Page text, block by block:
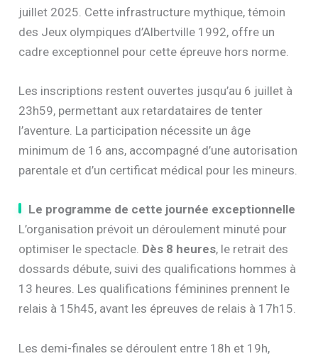
juillet 2025. Cette infrastructure mythique, témoin
des Jeux olympiques d’Albertville 1992, offre un
cadre exceptionnel pour cette épreuve hors norme.
Les inscriptions restent ouvertes jusqu’au 6 juillet à
23h59, permettant aux retardataires de tenter
l’aventure. La participation nécessite un âge
minimum de 16 ans, accompagné d’une autorisation
parentale et d’un certificat médical pour les mineurs.
Le programme de cette journée exceptionnelle
L’organisation prévoit un déroulement minuté pour
optimiser le spectacle. Dès 8 heures, le retrait des
dossards débute, suivi des qualifications hommes à
13 heures. Les qualifications féminines prennent le
relais à 15h45, avant les épreuves de relais à 17h15.
Les demi-finales se déroulent entre 18h et 19h,